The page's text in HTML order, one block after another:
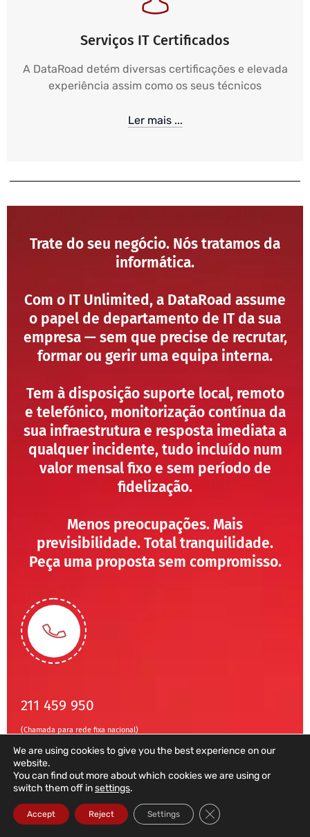
Serviços IT Certificados
A DataRoad detém diversas certificações e elevada
experiência assim como os seus técnicos
Ler mais ...
Trate do seu negócio. Nós tratamos da
informática.
Com o IT Unlimited, a DataRoad assume
o papel de departamento de IT da sua
empresa — sem que precise de recrutar,
formar ou gerir uma equipa interna.
Tem à disposição suporte local, remoto
e telefónico, monitorização contínua da
sua infraestrutura e resposta imediata a
qualquer incidente, tudo incluído num
valor mensal fixo e sem período de
fidelização.
Menos preocupações. Mais
previsibilidade. Total tranquilidade.
Peça uma proposta sem compromisso.
211 459 950
(Chamada para rede fixa nacional)
sales@dataroad.pt
We are using cookies to give you the best experience on our
website.
You can find out more about which cookies we are using or
switch them off insettings.
Accept Reject Settings Close GDPR Cookie